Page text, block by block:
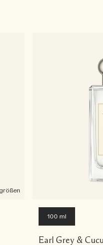
100 ml
Earl Grey &